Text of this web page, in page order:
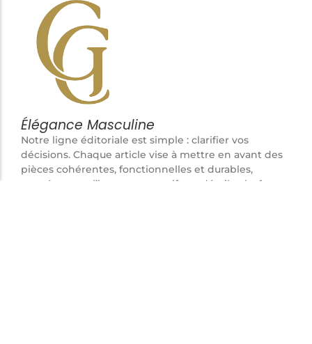
Élégance Masculine
Notre ligne éditoriale est simple : clarifier vos
décisions. Chaque article vise à mettre en avant des
pièces cohérentes, fonctionnelles et durables,
pensées pour l’homme attentif aux détails plutôt